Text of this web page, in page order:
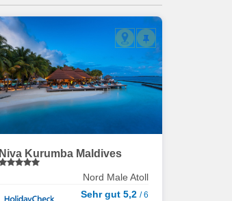
Niva Kurumba Maldives
Nord Male Atoll
Sehr gut 5,2 / 6